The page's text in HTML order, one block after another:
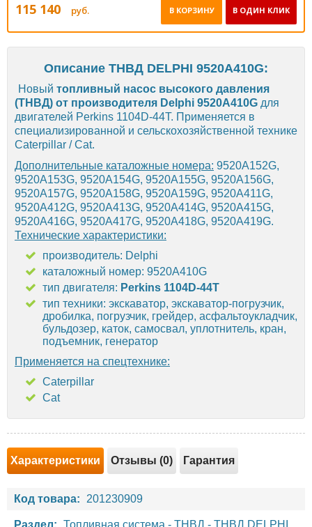
115 140 руб. В ОДИН КЛИК
В КОРЗИНУ
Описание ТНВД DELPHI 9520A410G:
Новый топливный насос высокого давления
(ТНВД) от производителя Delphi 9520A410G для
двигателей Perkins 1104D-44T. Применяется в
специализированной и сельскохозяйственной технике
Caterpillar / Cat.
Дополнительные каталожные номера: 9520A152G,
9520A153G, 9520A154G, 9520A155G, 9520A156G,
9520A157G, 9520A158G, 9520A159G, 9520A411G,
9520A412G, 9520A413G, 9520A414G, 9520A415G,
9520A416G, 9520A417G, 9520A418G, 9520A419G.
Технические характеристики:
производитель: Delphi
каталожный номер: 9520A410G
тип двигателя: Perkins 1104D-44T
тип техники: экскаватор, экскаватор-погрузчик,
дробилка, погрузчик, грейдер, асфальтоукладчик,
бульдозер, каток, самосвал, уплотнитель, кран,
подъемник, генератор
Применяется на спецтехнике:
Caterpillar
Cat
Характеристики Отзывы (0) Гарантия
Код товара: 201230909
Раздел: Топливная система - ТНВД - ТНВД DELPHI